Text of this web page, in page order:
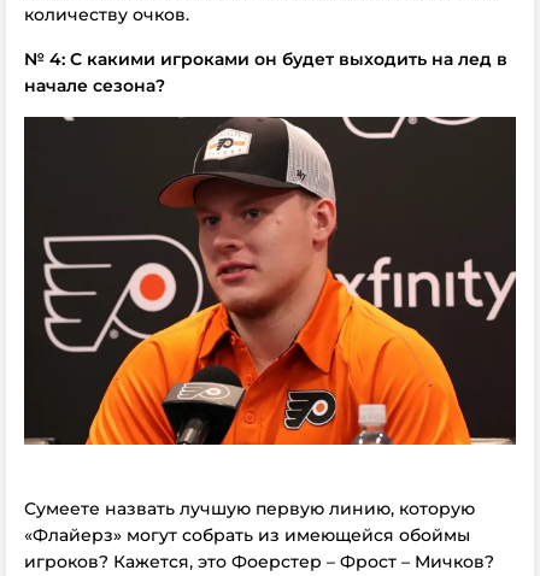
количеству очков.
№ 4: С какими игроками он будет выходить на лед в
начале сезона?
Сумеете назвать лучшую первую линию, которую
«Флайерз» могут собрать из имеющейся обоймы
игроков? Кажется, это Фоерстер – Фрост – Мичков?